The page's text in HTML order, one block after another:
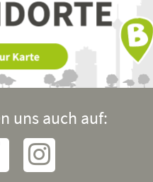
uns auch auf: